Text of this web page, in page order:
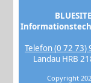
Telefon (0 72 73)
Landau HRB
Copyright